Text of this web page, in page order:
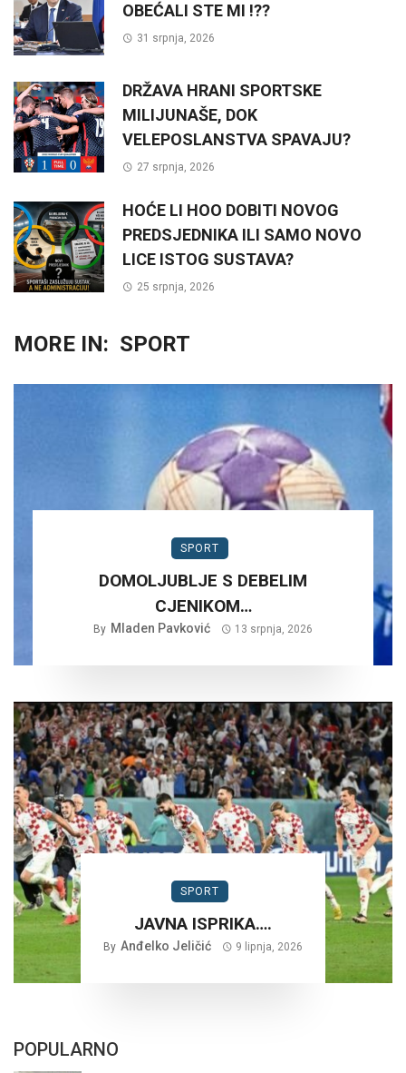
OBEĆALI STE MI !??
31 srpnja, 2026
DRŽAVA HRANI SPORTSKE
MILIJUNAŠE, DOK
VELEPOSLANSTVA SPAVAJU?
27 srpnja, 2026
HOĆE LI HOO DOBITI NOVOG
PREDSJEDNIKA ILI SAMO NOVO
LICE ISTOG SUSTAVA?
25 srpnja, 2026
MORE IN: SPORT
SPORT
DOMOLJUBLJE S DEBELIM
CJENIKOM…
By Mladen Pavković 13 srpnja, 2026
SPORT
JAVNA ISPRIKA….
By Anđelko Jeličić 9 lipnja, 2026
POPULARNO